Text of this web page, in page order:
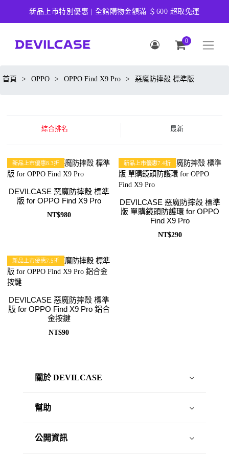
新品上市特別優惠 | 全館購物金額滿 ＄600 超取免運
0
首頁 > OPPO > OPPO Find X9 Pro > 惡魔防摔殼 標準版
綜合排名 最新
新品上市優惠8.3折
DEVILCASE 惡魔防摔殼 標準
版 for OPPO Find X9 Pro
NT$980
新品上市優惠7.4折
DEVILCASE 惡魔防摔殼 標準
版 單購鏡頭防護環 for OPPO
Find X9 Pro
NT$290
新品上市優惠7.5折
DEVILCASE 惡魔防摔殼 標準
版 for OPPO Find X9 Pro 鋁合
金按鍵
NT$90
關於 DEVILCASE
幫助
公開資訊